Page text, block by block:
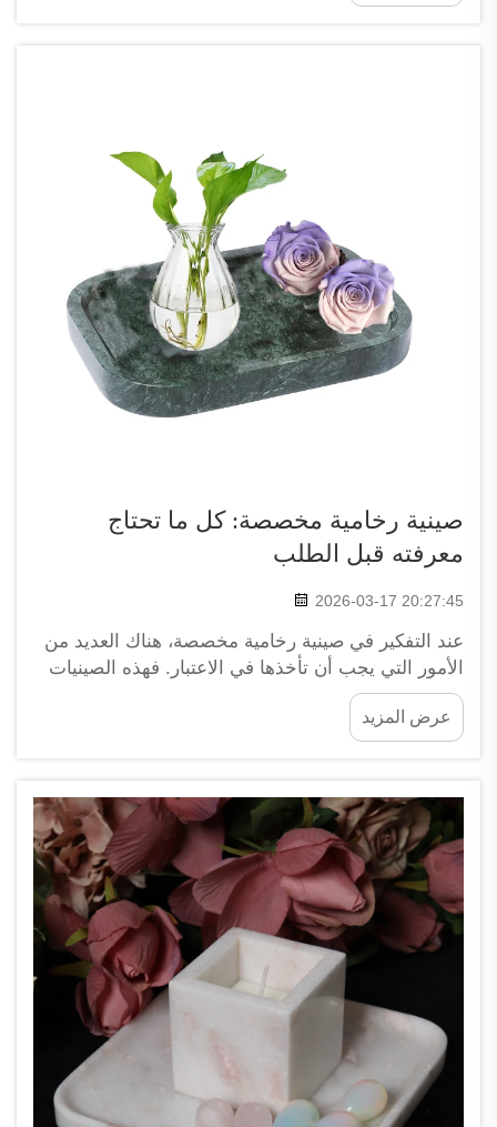
من مظهره، بل إنه قويٌّ ويتمتع بمتانةٍ عاليةٍ تتيح له
صينية رخامية مخصصة: كل ما تحتاج
معرفته قبل الطلب
2026-03-17 20:27:45
عند التفكير في صينية رخامية مخصصة، هناك العديد من
الأمور التي يجب أن تأخذها في الاعتبار. فهذه الصينيات
لا تبدو جميلة فحسب، بل إنها أيضًا مفيدة جدًّا في الحياة
واحدة مخصصة يمكن أن تمنح منزلك أو مؤسستك
عرض المزيد